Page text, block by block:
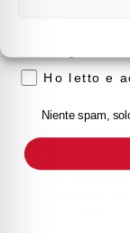
Hai
supporto
delle
Ho letto e
Niente spam,